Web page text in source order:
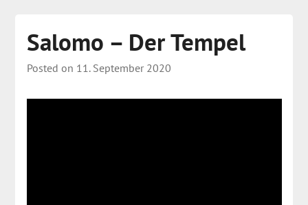
Salomo – Der Tempel
Posted on 11. September 2020